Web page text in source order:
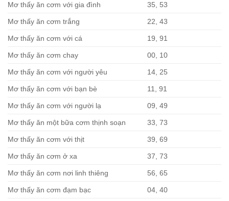
Mơ thấy ăn cơm với gia đình 35, 53
Mơ thấy ăn cơm trắng 22, 43
Mơ thấy ăn cơm với cá 19, 91
Mơ thấy ăn cơm chay 00, 10
Mơ thấy ăn cơm với người yêu 14, 25
Mơ thấy ăn cơm với bạn bè 11, 91
Mơ thấy ăn cơm với người lạ 09, 49
Mơ thấy ăn một bữa cơm thịnh soạn 33, 73
Mơ thấy ăn cơm với thịt 39, 69
Mơ thấy ăn cơm ở xa 37, 73
Mơ thấy ăn cơm nơi linh thiêng 56, 65
Mơ thấy ăn cơm đạm bạc 04, 40